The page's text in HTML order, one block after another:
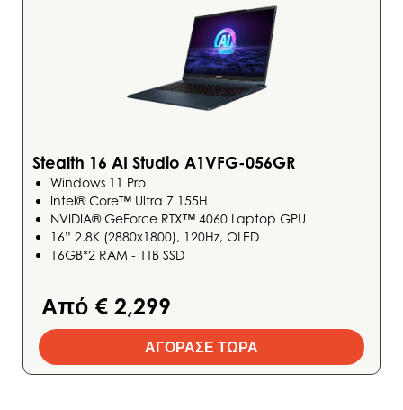
Stealth 16 AI Studio A1VFG-056GR
Windows 11 Pro
Intel® Core™ Ultra 7 155H
NVIDIA® GeForce RTX™ 4060 Laptop GPU
16” 2.8K (2880x1800), 120Hz, OLED
16GB*2 RAM - 1TB SSD
Από € 2,299
ΑΓΟΡΑΣΕ ΤΩΡΑ